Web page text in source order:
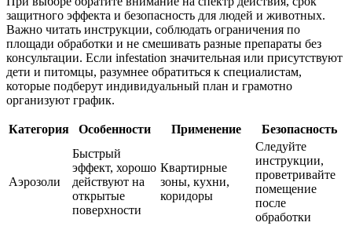
защитного эффекта и безопасность для людей и животных.
Важно читать инструкции, соблюдать ограничения по
площади обработки и не смешивать разные препараты без
консультации. Если infestation значительная или присутствуют
дети и питомцы, разумнее обратиться к специалистам,
которые подберут индивидуальный план и грамотно
организуют график.
Категория Особенности Применение Безопасность
Аэрозоли
Быстрый
эффект, хорошо
действуют на
открытые
поверхности
Квартирные
зоны, кухни,
коридоры
Следуйте
инструкции,
проветривайте
помещение
после
обработки